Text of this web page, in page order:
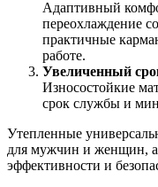
Адаптивный
переохлаждение
практичные
работе.
Увеличенный
Износостойкие
срок службы и
Утепленные
для мужчин и женщин, а
эффективности и